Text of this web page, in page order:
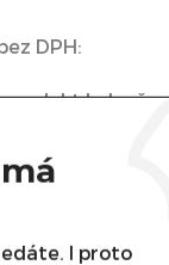
DPH:
byl
I proto